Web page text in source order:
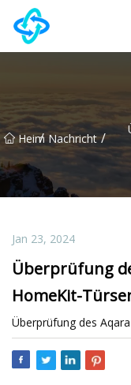
Heim
/ Nachricht /
Jan 23, 2024
Überprüfung
HomeKit-
Überprüfung des